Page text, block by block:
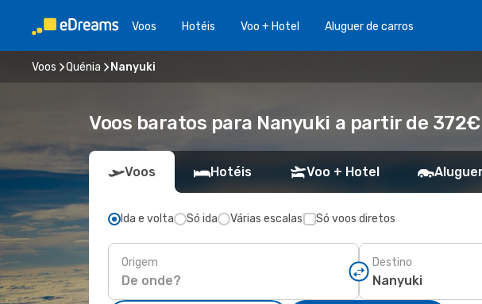
Voos Hotéis Voo + Hotel Aluguer de carros
Voos Quénia Nanyuki
Voos baratos para Nanyuki a partir de 372€
Voos Hotéis Voo + Hotel
Ida e volta Só ida Várias escalas Só voos diretos
Origem Destino